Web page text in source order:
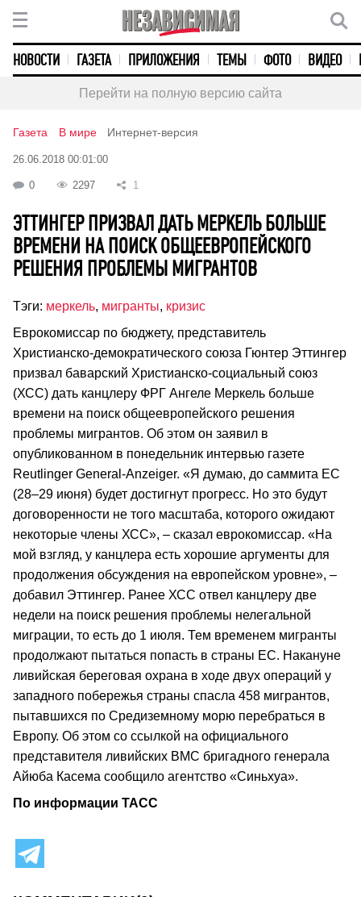
НОВОСТИ ГАЗЕТА ПРИЛОЖЕНИЯ ТЕМЫ ФОТО ВИДЕО
Перейти на полную версию сайта
Газета В мире Интернет-версия
26.06.2018 00:01:00
0 2297 1
ЭТТИНГЕР ПРИЗВАЛ ДАТЬ МЕРКЕЛЬ БОЛЬШЕ
ВРЕМЕНИ НА ПОИСК ОБЩЕЕВРОПЕЙСКОГО
РЕШЕНИЯ ПРОБЛЕМЫ МИГРАНТОВ
Тэги: меркель, мигранты, кризис
Еврокомиссар по бюджету, представитель
Христианско-демократического союза Гюнтер Эттингер
призвал баварский Христианско-социальный союз
(ХСС) дать канцлеру ФРГ Ангеле Меркель больше
времени на поиск общеевропейского решения
проблемы мигрантов. Об этом он заявил в
опубликованном в понедельник интервью газете
Reutlinger General-Anzeiger. «Я думаю, до саммита ЕС
(28–29 июня) будет достигнут прогресс. Но это будут
договоренности не того масштаба, которого ожидают
некоторые члены ХСС», – сказал еврокомиссар. «На
мой взгляд, у канцлера есть хорошие аргументы для
продолжения обсуждения на европейском уровне», –
добавил Эттингер. Ранее ХСС отвел канцлеру две
недели на поиск решения проблемы нелегальной
миграции, то есть до 1 июля. Тем временем мигранты
продолжают пытаться попасть в страны ЕС. Накануне
ливийская береговая охрана в ходе двух операций у
западного побережья страны спасла 458 мигрантов,
пытавшихся по Средиземному морю перебраться в
Европу. Об этом со ссылкой на официального
представителя ливийских ВМС бригадного генерала
Айюба Касема сообщило агентство «Синьхуа».
По информации ТАСС